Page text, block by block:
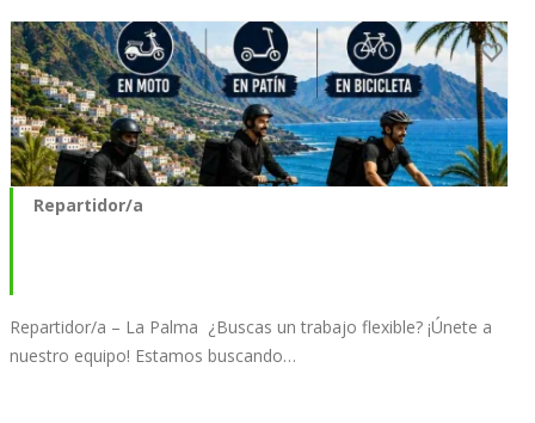
Repartidor/a
Repartidor/a – La Palma ¿Buscas un trabajo flexible? ¡Únete a
nuestro equipo! Estamos buscando…